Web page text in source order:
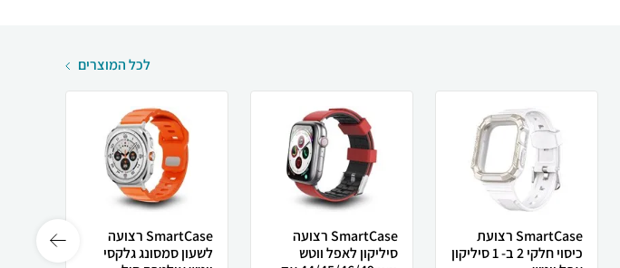
לכל המוצרים
SmartCase רצועת
כיסוי חלקי 2 ב- 1 סיליקון
SmartCase רצועה
סיליקון לאפל ווטש
SmartCase רצועה
לשעון סמסונג גלקסי